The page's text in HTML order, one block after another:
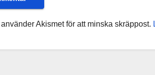
Akismet för att minska skräppost.